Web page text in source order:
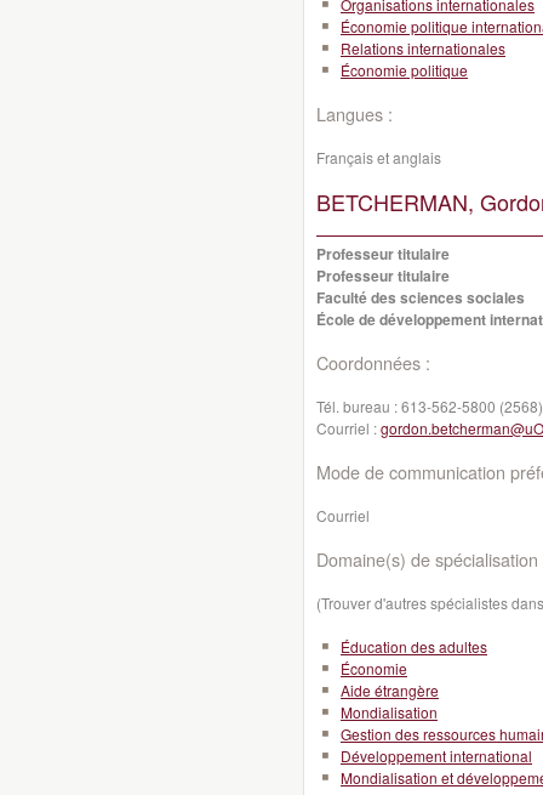
Organisations internationales
Économie politique
Relations internationales
Économie politique
Langues :
Français et anglais
BETCHERMAN,
Professeur titulaire
Professeur titulaire
Faculté des sciences sociales
École de développement
Coordonnées :
Tél. bureau :613-562-5800 (2568)
Courriel :
Mode de communication
Courriel
Domaine(s) de spécialisation
(Trouver d'autres spécialistes
Éducation des adultes
Économie
Aide étrangère
Mondialisation
Gestion des ressources
Développement international
Mondialisation et